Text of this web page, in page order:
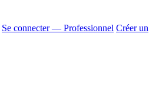
Se connecter — Professionnel Créer un